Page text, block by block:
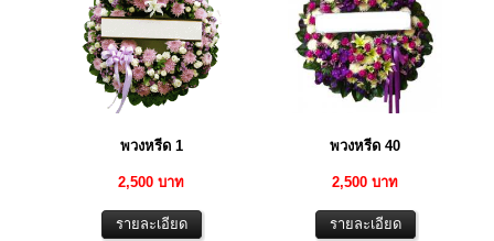
พวงหรีด 1
2,500 บาท
พวงหรีด 40
2,500 บาท